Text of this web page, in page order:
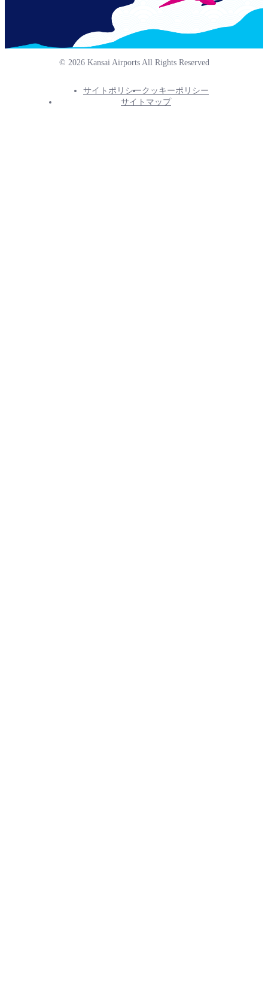
© 2026 Kansai Airports All Rights Reserved
サイトポリシークッキーポリシー
サイトマップ